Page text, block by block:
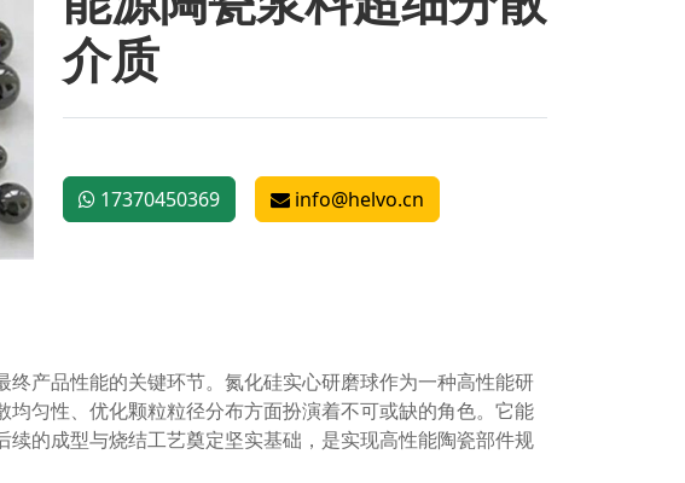
介质
17370450369 info@helvo.cn
产品性能的关键环节。氮化硅实心研磨球作为一种高性能研
匀性、优化颗粒粒径分布方面扮演着不可或缺的角色。它能
的成型与烧结工艺奠定坚实基础，是实现高性能陶瓷部件规